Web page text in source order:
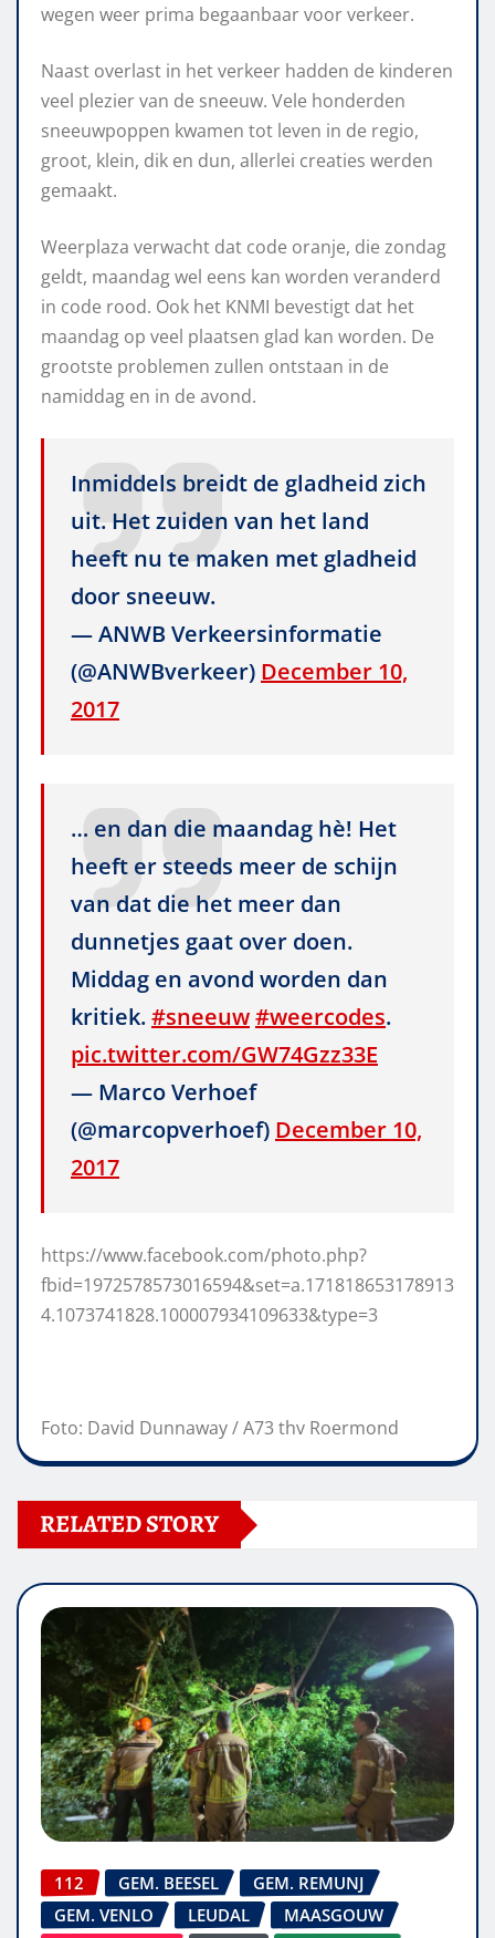
wegen weer prima begaanbaar voor verkeer.
Naast overlast in het verkeer hadden de kinderen
veel plezier van de sneeuw. Vele honderden
sneeuwpoppen kwamen tot leven in de regio,
groot, klein, dik en dun, allerlei creaties werden
gemaakt.
Weerplaza verwacht dat code oranje, die zondag
geldt, maandag wel eens kan worden veranderd
in code rood. Ook het KNMI bevestigt dat het
maandag op veel plaatsen glad kan worden. De
grootste problemen zullen ontstaan in de
namiddag en in de avond.
Inmiddels breidt de gladheid zich
uit. Het zuiden van het land
heeft nu te maken met gladheid
door sneeuw.
— ANWB Verkeersinformatie
(@ANWBverkeer) December 10,
2017
… en dan die maandag hè! Het
heeft er steeds meer de schijn
van dat die het meer dan
dunnetjes gaat over doen.
Middag en avond worden dan
kritiek.#sneeuw#weercodes.
pic.twitter.com/GW74Gzz33E
— Marco Verhoef
(@marcopverhoef) December 10,
2017
https://www.facebook.com/photo.php?
fbid=1972578573016594&set=a.171818653178913
4.1073741828.100007934109633&type=3
Foto: David Dunnaway / A73 thv Roermond
RELATED STORY
112 GEM. BEESEL
GEM. REMUNJ
GEM. VENLO
LEUDAL
MAASGOUW